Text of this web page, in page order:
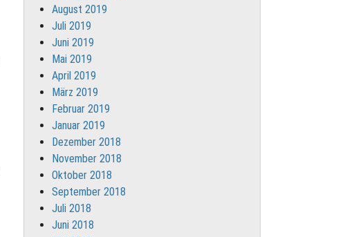
August 2019
Juli 2019
Juni 2019
Mai 2019
April 2019
März 2019
Februar 2019
Januar 2019
Dezember 2018
November 2018
Oktober 2018
September 2018
Juli 2018
Juni 2018